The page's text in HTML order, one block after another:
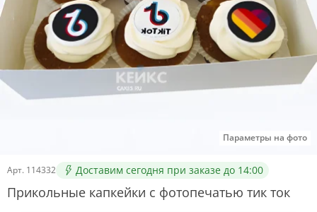
Параметры на фото
Арт. 114332 Доставим сегодня при заказе до 14:00
Прикольные капкейки с фотопечатью тик ток